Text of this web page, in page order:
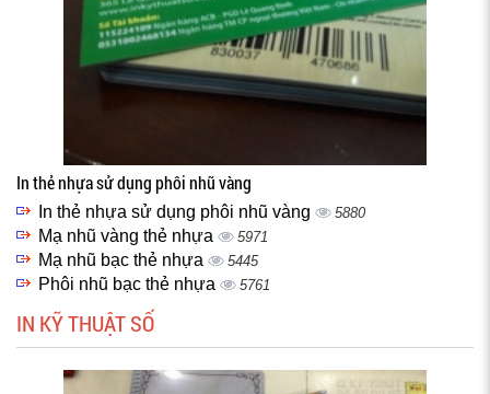
In thẻ nhựa sử dụng phôi nhũ vàng
In thẻ nhựa sử dụng phôi nhũ vàng 5880
Mạ nhũ vàng thẻ nhựa 5971
Mạ nhũ bạc thẻ nhựa 5445
Phôi nhũ bạc thẻ nhựa 5761
IN KỸ THUẬT SỐ